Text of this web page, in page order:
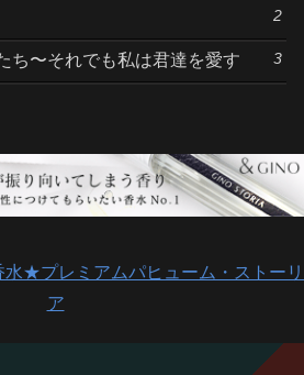
2
ち〜それでも私は君達を愛す 3
★プレミアムパヒューム・ストーリ
ア